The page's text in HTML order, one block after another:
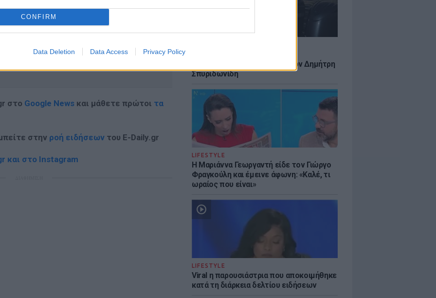
CONFIRM
Data Deletion Data Access Privacy Policy
φωτογραφία από Ίμπιζα με τον Δημήτρη
Σπυριδωνίδη
LIFESTYLE
Η Μαριάννα Γεωργαντή είδε τον Γιώργο
Φραγκούλη και έμεινε άφωνη: «Καλέ, τι
ωραίος που είναι»
LIFESTYLE
Viral η παρουσιάστρια που αποκοιμήθηκε
κατά τη διάρκεια δελτίου ειδήσεων
στο Google News και μάθετε πρώτοι τα
στην ροή ειδήσεων του E-Daily.gr
και στο Instagram